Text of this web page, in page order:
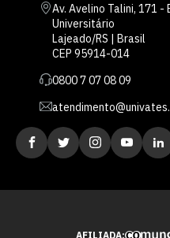
Av. Avelino Talini, 171 -
Universitário
Lajeado/RS | Brasil
CEP 95914-014
0800 7 07 08 09
AFILIADA: